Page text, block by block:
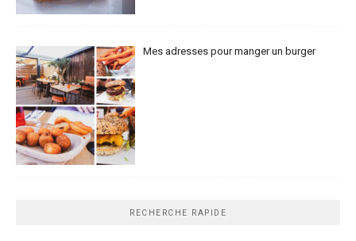
Mes adresses pour manger un burger
RECHERCHE RAPIDE